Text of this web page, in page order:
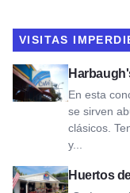
VISITAS
En esta
se sirven
clásicos.
y...
Ver Harbaugh's Cafe
Huertos
Ver los huertos de